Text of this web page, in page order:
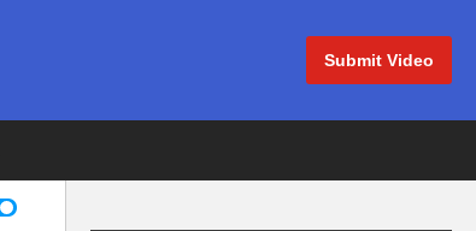
Submit Video